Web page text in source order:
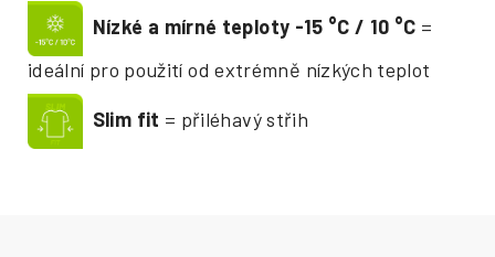
Nízké a mírné teploty -15 °C / 10 °C =
ideální pro použití od extrémně nízkých teplot
Slim fit = přiléhavý střih